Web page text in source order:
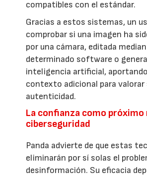
compatibles con el estándar.
Gracias a estos sistemas, un
comprobar si una imagen ha
por una cámara, editada
determinado software o
inteligencia artificial,
contexto adicional para valorar
autenticidad.
La confianza como próximo
ciberseguridad
Panda advierte de que estas
eliminarán por sí solas el
desinformación. Su eficacia